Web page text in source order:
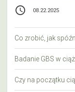
access_time 08.22.2025